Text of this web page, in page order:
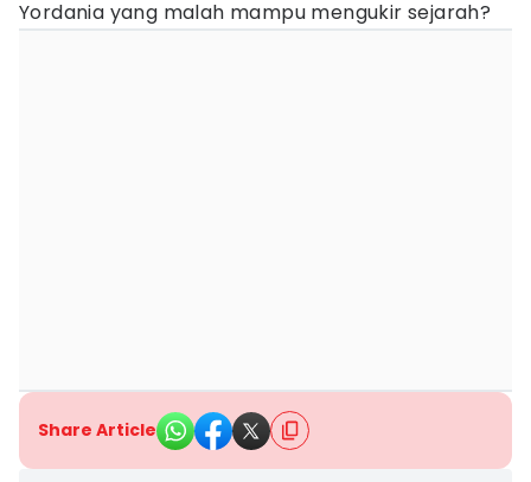
Yordania yang malah mampu mengukir sejarah?
Share Article